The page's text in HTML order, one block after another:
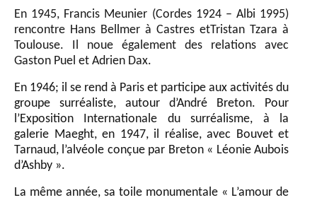
En 1945, Francis Meunier (Cordes 1924 – Albi 1995)
rencontre Hans Bellmer à Castres etTristan Tzara à
Toulouse. Il noue également des relations avec
Gaston Puel et Adrien Dax.
En 1946; il se rend à Paris et participe aux activités du
groupe surréaliste, autour d’André Breton. Pour
l’Exposition Internationale du surréalisme, à la
galerie Maeght, en 1947, il réalise, avec Bouvet et
Tarnaud, l’alvéole conçue par Breton « Léonie Aubois
d’Ashby ».
La même année, sa toile monumentale « L’amour de